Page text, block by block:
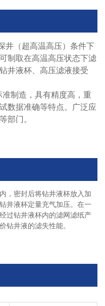
井（超高温高压）条件下
制取在高温高压状态下滤
井液杯、高压滤液接受
准制造，具有精度高，重
数据准确等特点。广泛应
部门。
，密封后将钻井液杯放入加
井液杯定量充气加压。在一
过钻井液杯内的滤网滤纸产
钻井液的滤失性能。